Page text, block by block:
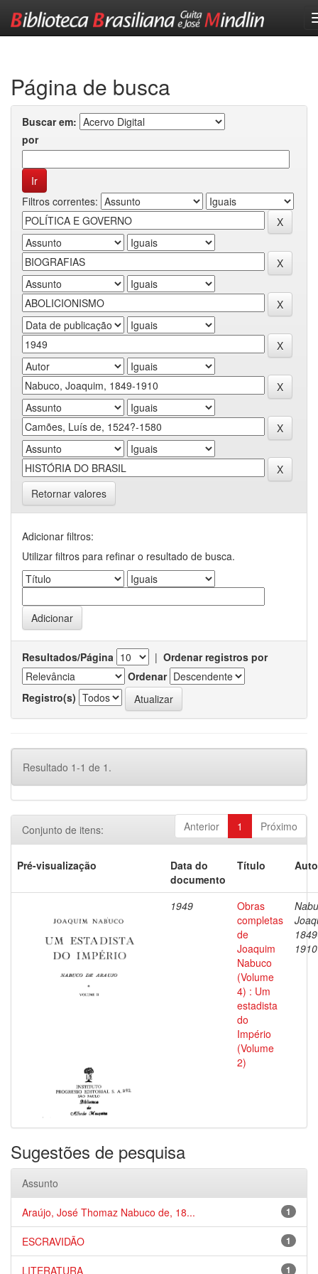
Página de busca
Buscar em:
por
Filtros correntes:
Retornar valores
Adicionar filtros:
Utilizar filtros para refinar o resultado de busca.
Resultados/Página | Ordenar registros por
Ordenar
Registro(s)
Resultado 1-1 de 1.
Anterior 1 Próximo
Conjunto de itens:
Pré-visualização
Data do
documento
Título
1949
Obras
completas
de
Joaquim
Nabuco
(Volume
4) : Um
estadista
do
Império
(Volume
2)
1910
Sugestões de pesquisa
Assunto
1
Araújo, José Thomaz Nabuco de, 18...
1
ESCRAVIDÃO
1
LITERATURA